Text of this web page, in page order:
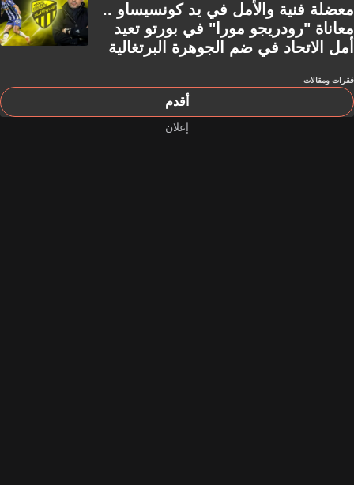
معضلة فنية والأمل في يد كونسيساو ..
معاناة "رودريجو مورا" في بورتو تعيد
أمل الاتحاد في ضم الجوهرة البرتغالية
فقرات ومقالات
أقدم